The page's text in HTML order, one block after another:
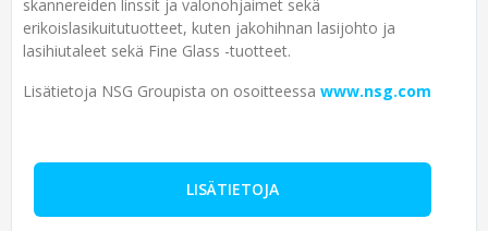
skannereiden linssit ja valonohjaimet sekä
erikoislasikuitutuotteet, kuten jakohihnan lasijohto ja
lasihiutaleet sekä Fine Glass -tuotteet.
Lisätietoja NSG Groupista on osoitteessa www.nsg.com
LISÄTIETOJA